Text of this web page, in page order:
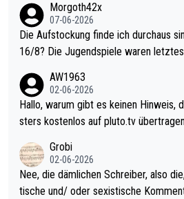
Morgoth42x
07-06-2026
Die Aufstockung finde ich durchaus
16/8? Die Jugendspiele waren letztes Jahr durchaus sehr kurz
Allerdings ist Mitchell Lawrie als Nummer 1 der Welt eh qualifi
ziert. Somit ändert die automatische
sters erstmal nichts. Ich denke sie wollen damit für nächstes J
ohl wenig WDF Turniere spielen. Dies
es Jahr der Fall. Er musste als
den Qualifier und ich glaube kaum,
AW1963
02-06-2026
Hallo, warum gibt es keinen Hinweis, dass die Nordic Darts Ma
sters kostenlos auf pluto.tv
Grobi
02-06-2026
Nee, die dämlichen Schreiber, also
tische und/ oder sexistische